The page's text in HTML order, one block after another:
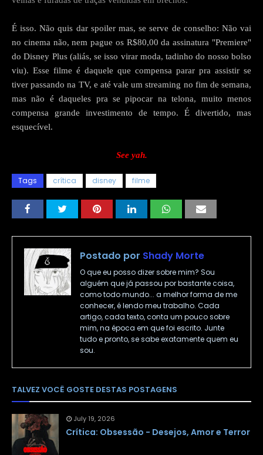
É isso. Não quis dar spoiler mas, se serve de conselho: Não vai
no cinema não, nem pague os R$80,00 da assinatura "Premiere"
do Disney Plus (aliás, se isso virar moda, tadinho do nosso bolso
viu). Esse filme é daquele que compensa parar pra assistir se
tiver passando na TV, e até vale um streaming no fim de semana,
mas não é daqueles pra se pipocar na telona, muito menos
compensa grande investimento de tempo. É divertido, mas
esquecível.
See yah.
Tags crítica disney filme
Postado por Shady Morte
O que eu posso dizer sobre mim? Sou
alguém que já passou por bastante coisa,
como todo mundo... a melhor forma de me
conhecer, é lendo meu trabalho. Cada
artigo, cada texto, conta um pouco sobre
mim, na época em que foi escrito. Junte
tudo e pronto, se sabe exatamente quem eu
sou.
TALVEZ VOCÊ GOSTE DESTAS POSTAGENS
July 19, 2026
Crítica: Obsessão - Desejos, Amor e Terror